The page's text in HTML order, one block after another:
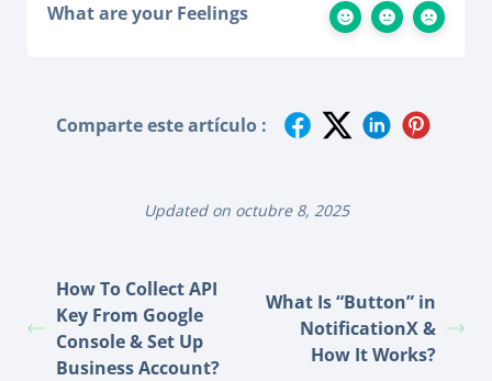
What are your Feelings
Comparte este artículo :
Updated on octubre 8, 2025
How To Collect API
Key From Google
Console & Set Up
Business Account?
What Is “Button” in
NotificationX &
How It Works?